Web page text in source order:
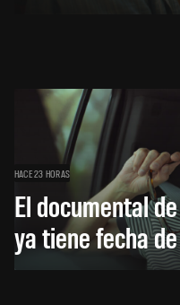
HACE 23 HORAS
El documental
ya tiene fecha